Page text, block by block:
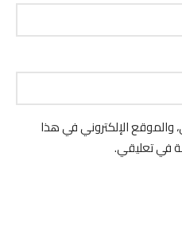
والموقع الإلكتروني في هذا
في تعليقي.